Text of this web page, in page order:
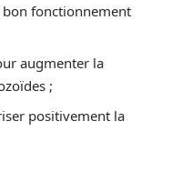
fonctionnement
augmenter la
;
positivement la